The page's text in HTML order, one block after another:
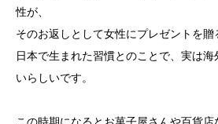
性が、
そのお返しとして女性にプレゼントを贈
日本で生まれた習慣とのことで、実は
いらしいです。